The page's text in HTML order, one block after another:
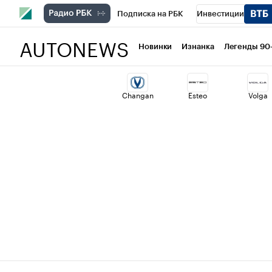
Подписка на РБК Инвестиции
Национальные проекты Город
Кредитные рейтинги Франшизы
AUTONEWS Новинки Изнанка Легенды
Changan Esteo Volga